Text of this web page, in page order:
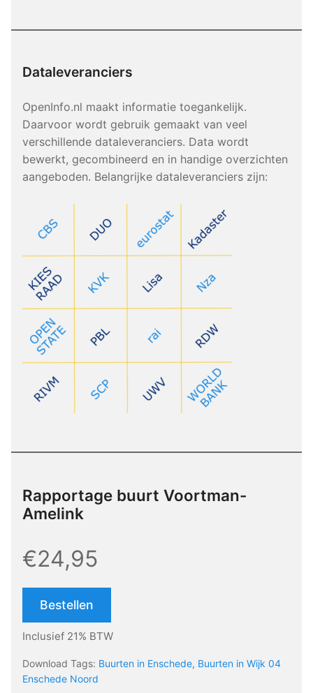
Dataleveranciers
OpenInfo.nl maakt informatie toegankelijk.
Daarvoor wordt gebruik gemaakt van veel
verschillende dataleveranciers. Data wordt
bewerkt, gecombineerd en in handige overzichten
aangeboden. Belangrijke dataleveranciers zijn:
Rapportage buurt Voortman-
Amelink
€24,95
Bestellen
Inclusief 21% BTW
Download Tags: Buurten in Enschede, Buurten in Wijk 04
Enschede Noord